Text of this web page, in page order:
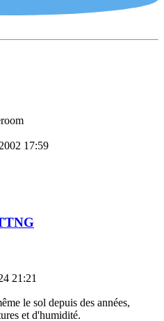
17:59
21:21
le sol depuis des années,
et d'humidité.